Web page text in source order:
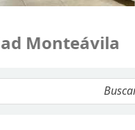
Monteávila